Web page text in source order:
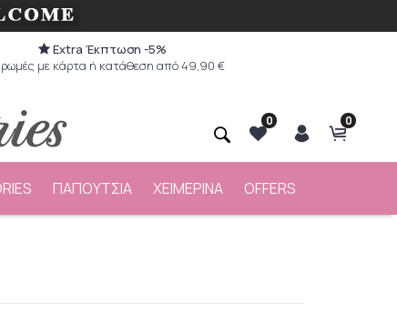
Extra Έκπτωση -5%
με κάρτα ή κατάθεση από 49,90 €
0
0
ΠΑΠΟΥΤΣΙΑ ΧΕΙΜΕΡΙΝΑ OFFERS